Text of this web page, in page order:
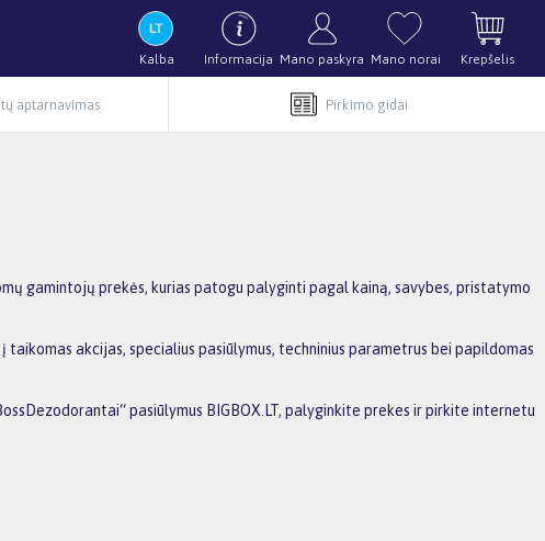
Kalba Informacija Mano paskyra Mano norai Krepšelis
aptarnavimas Pirkimo gidai
gamintojų prekės, kurias patogu palyginti pagal kainą, savybes, pristatymo
akcijas, specialius pasiūlymus, techninius parametrus bei papildomas
pasiūlymus BIGBOX.LT, palyginkite prekes ir pirkite internetu